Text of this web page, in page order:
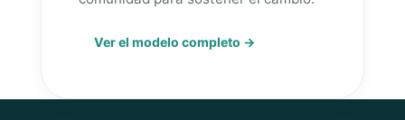
Ver el modelo completo →